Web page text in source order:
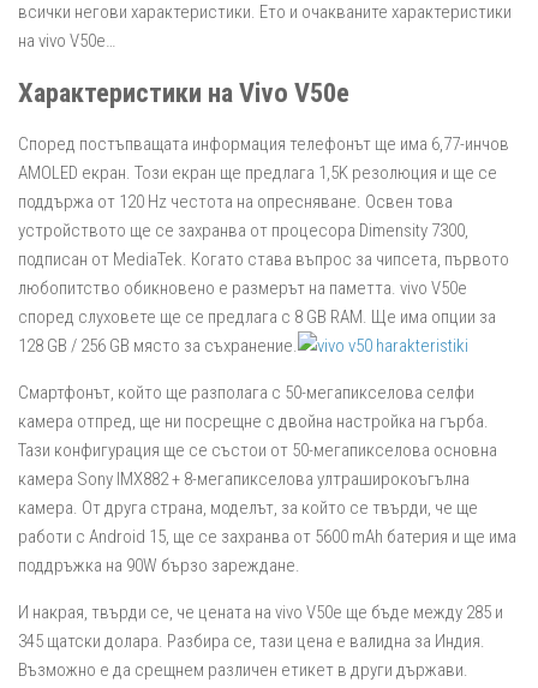
всички негови характеристики. Ето и очакваните характеристики
на vivo V50e…
Характеристики на Vivo V50e
Според постъпващата информация телефонът ще има 6,77-инчов
AMOLED екран. Този екран ще предлага 1,5K резолюция и ще се
поддържа от 120 Hz честота на опресняване. Освен това
устройството ще се захранва от процесора Dimensity 7300,
подписан от MediaTek. Когато става въпрос за чипсета, първото
любопитство обикновено е размерът на паметта. vivo V50e
според слуховете ще се предлага с 8 GB RAM. Ще има опции за
128 GB / 256 GB място за съхранение.
Смартфонът, който ще разполага с 50-мегапикселова селфи
камера отпред, ще ни посрещне с двойна настройка на гърба.
Тази конфигурация ще се състои от 50-мегапикселова основна
камера Sony IMX882 + 8-мегапикселова ултраширокоъгълна
камера. От друга страна, моделът, за който се твърди, че ще
работи с Android 15, ще се захранва от 5600 mAh батерия и ще има
поддръжка на 90W бързо зареждане.
И накрая, твърди се, че цената на vivo V50e ще бъде между 285 и
345 щатски долара. Разбира се, тази цена е валидна за Индия.
Възможно е да срещнем различен етикет в други държави.